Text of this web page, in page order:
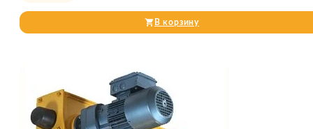
В корзину